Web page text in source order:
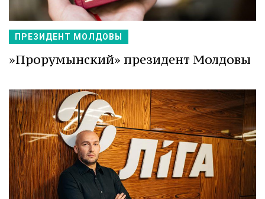
ПРЕЗИДЕНТ МОЛДОВЫ
»Прорумынский» президент Молдовы